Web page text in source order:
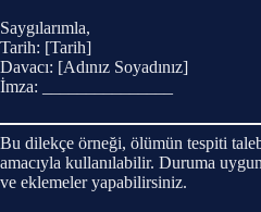
Saygılarımla,
Tarih: [Tarih]
Davacı: [Adınız Soyadınız]
İmza: _______________
Bu dilekçe örneği, ölümün tespiti
amacıyla kullanılabilir. Duruma
ve eklemeler yapabilirsiniz.